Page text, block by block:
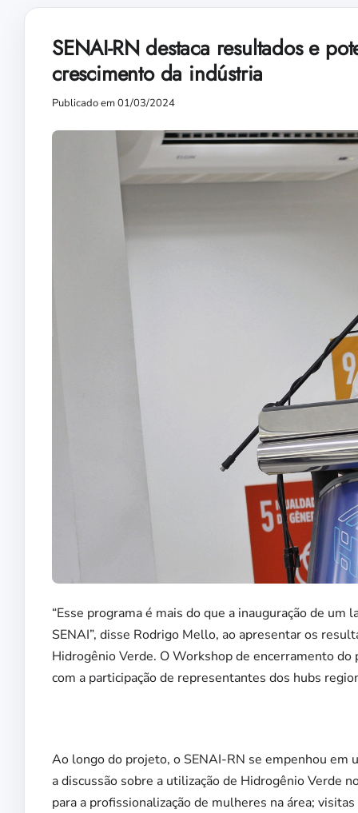
SENAI-RN destaca resultados e
crescimento da indústria
Publicado em 01/03/2024
“Esse programa é mais do que a inauguração de
SENAI”, disse Rodrigo Mello, ao apresentar os
Hidrogênio Verde. O Workshop de encerramento
com a participação de representantes dos hubs
Ao longo do projeto, o SENAI-RN se empenhou em
a discussão sobre a utilização de Hidrogênio Verde
para a profissionalização de mulheres na área;